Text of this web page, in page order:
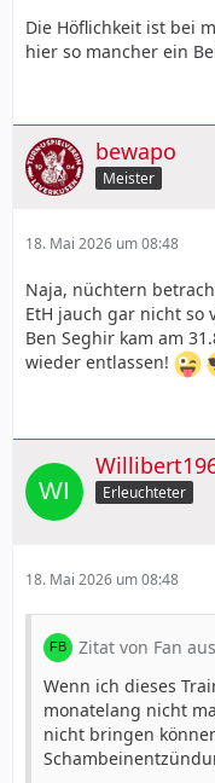
Die Höflichkeit ist bei
hier so mancher ein
bewapo
Meister
18. Mai 2026 um 08:48
Naja, nüchtern
EtH jauch gar nicht
Ben Seghir kam am
wieder entlassen!
Erleuchteter
18. Mai 2026 um 08:48
Zitat von Fan
Wenn ich dieses
monatelang nicht
nicht bringen